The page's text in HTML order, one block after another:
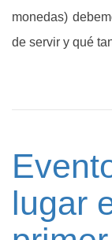
monedas)
de servir y qué
lugar